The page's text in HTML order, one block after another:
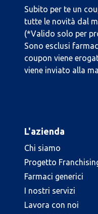
Subito per te un
tutte le novità dal
(*Valido solo per
Sono esclusi
coupon viene
viene inviato alla
L'azienda
Chi siamo
Progetto
Farmaci generici
I nostri servizi
Lavora con noi